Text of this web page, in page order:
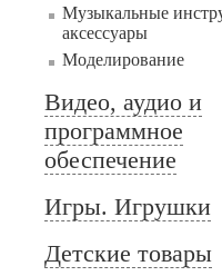
Музыкальные
аксессуары
Моделирование
Видео, аудио и
программное
обеспечение
Игры. Игрушки
Детские товары